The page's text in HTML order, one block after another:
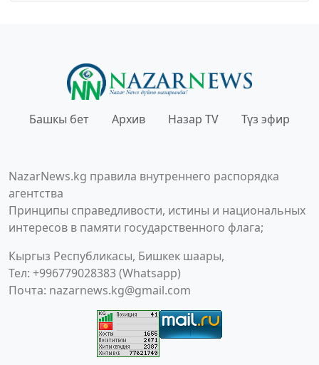
Башкы бет Архив Назар TV Түз эфир
NazarNews.kg правила внутреннего распорядка
агентства
Принципы справедливости, истины и национальных
интересов в памяти государственного флага;
Кыргыз Республикасы, Бишкек шаары,
Тел: +996779028383 (Whatsapp)
Почта: nazarnews.kg@gmail.com